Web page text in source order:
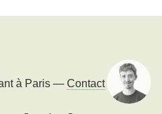
à Paris — Contact